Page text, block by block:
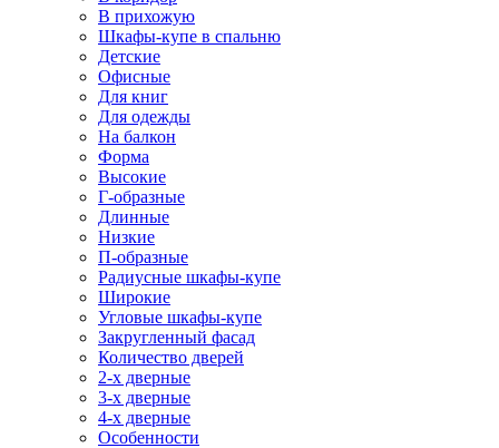
В прихожую
Шкафы-купе в спальню
Детские
Офисные
Для книг
Для одежды
На балкон
Форма
Высокие
Г-образные
Длинные
Низкие
П-образные
Радиусные шкафы-купе
Широкие
Угловые шкафы-купе
Закругленный фасад
Количество дверей
2-х дверные
3-х дверные
4-х дверные
Особенности